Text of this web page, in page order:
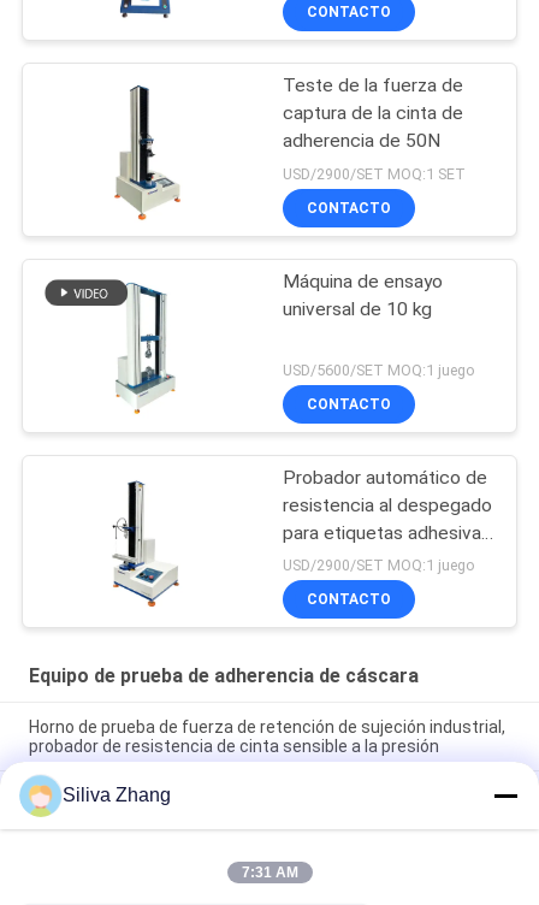
CONTACTO
Teste de la fuerza de
captura de la cinta de
adherencia de 50N
USD/2900/SET MOQ:1 SET
CONTACTO
Máquina de ensayo
universal de 10 kg
USD/5600/SET MOQ:1 juego
CONTACTO
Probador automático de
resistencia al despegado
para etiquetas adhesivas
con software de PC y
pantalla digital
USD/2900/SET MOQ:1 juego
CONTACTO
Equipo de prueba de adherencia de cáscara
Horno de prueba de fuerza de retención de sujeción industrial,
probador de resistencia de cinta sensible a la presión
Máquina de ensayo de flexión de tres puntos estándar ASTM
D790 para la detección de la resistencia a la flexión de los
plásticos
Máquinas de prueba universales del motor de CA 850m m
Siliva Zhang
7:31 AM